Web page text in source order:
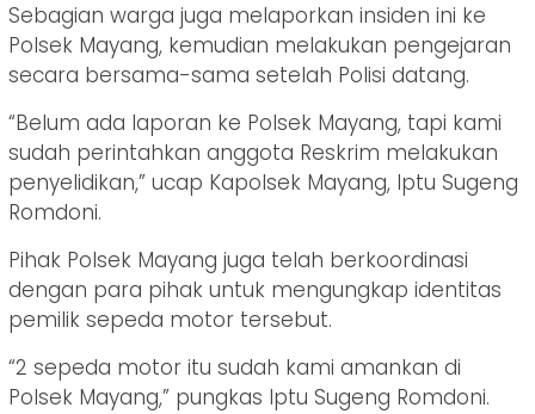
Sebagian warga juga melaporkan insiden ini ke
Polsek Mayang, kemudian melakukan pengejaran
secara bersama-sama setelah Polisi datang.
“Belum ada laporan ke Polsek Mayang, tapi kami
sudah perintahkan anggota Reskrim melakukan
penyelidikan,” ucap Kapolsek Mayang, Iptu Sugeng
Romdoni.
Pihak Polsek Mayang juga telah berkoordinasi
dengan para pihak untuk mengungkap identitas
pemilik sepeda motor tersebut.
“2 sepeda motor itu sudah kami amankan di
Polsek Mayang,” pungkas Iptu Sugeng Romdoni.